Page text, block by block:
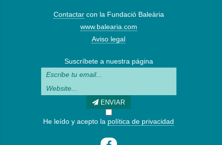
Contactarcon la Fundació Baleària
www.balearia.com
Aviso legal
Suscríbete a nuestra página
ENVIAR
He leído y acepto la política de privacidad